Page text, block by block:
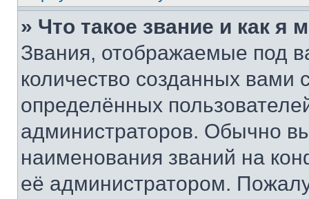
» Что такое звание и как я
Звания, отображаемые под
количество созданных
определённых
администраторов. Обычно
наименования званий на
её администратором.